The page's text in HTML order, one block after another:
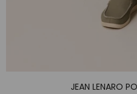
JEAN LENARO